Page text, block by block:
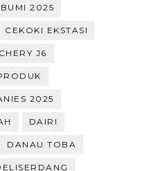
BUMI 2025
CEKOKI EKSTASI
CHERY J6
2025
DAIRI
DANAU TOBA